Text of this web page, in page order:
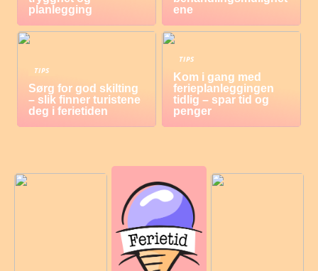
planlegging
ene
TIPS
Sørg for god skilting
– slik finner turistene
deg i ferietiden
TIPS
Kom i gang med
ferieplanleggingen
tidlig – spar tid og
penger